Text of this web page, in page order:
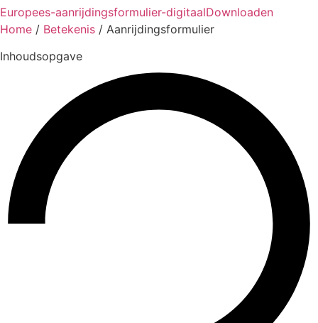
Europees-aanrijdingsformulier-digitaalDownloaden
Home / Betekenis / Aanrijdingsformulier
Inhoudsopgave